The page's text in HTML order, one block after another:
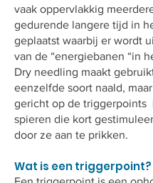
vaak oppervlakkig
gedurende langere tijd in
geplaatst waarbij er wordt
van de “energiebanen “in
Dry needling maakt
eenzelfde soort naald,
gericht op de triggerpoints
spieren die kort
door ze aan te prikken.
Wat is een triggerpoint?